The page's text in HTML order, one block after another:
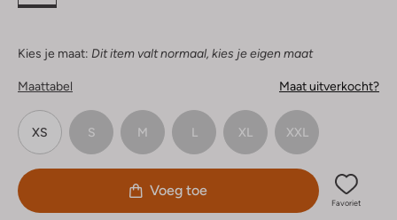
Kies je maat: Dit item valt normaal, kies je eigen maat
Maattabel Maat uitverkocht?
XS S M L XL XXL
Voeg toe
Favoriet